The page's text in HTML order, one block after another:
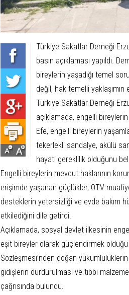
Türkiye Sakatlar Derneği
basın açıklaması yapıldı.
bireylerin yaşadığı temel
değil, hak temelli yaklaşımın
Türkiye Sakatlar Derneği
açıklamada, engelli
Efe, engelli bireylerin
tekerlekli sandalye, akülü
hayati gereklilik olduğunu
Engelli bireylerin mevcut haklarının
erişimde yaşanan güçlükler, ÖTV
desteklerin yetersizliği ve evde bakım
etkilediğini dile getirdi.
Açıklamada, sosyal devlet ilkesinin
eşit bireyler olarak güçlendirmek olduğu
Sözleşmesi’nden doğan
gidişlerin durdurulması ve tıbbi
çağrısında bulundu.